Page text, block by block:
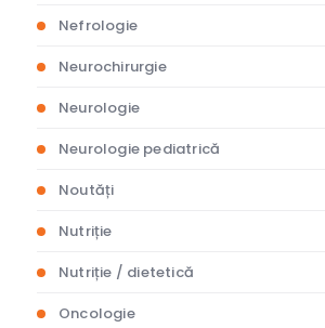
Nefrologie
Neurochirurgie
Neurologie
Neurologie pediatrică
Noutăți
Nutriție
Nutriție / dietetică
Oncologie